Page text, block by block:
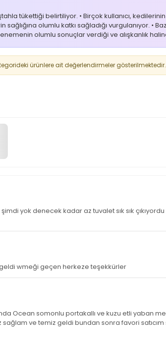
tükettiği belirtiliyor. • Birçok kullanıcı,
olumlu katkı sağladığı vurgulanıyor. •
olumlu sonuçlar verdiği ve alışkanlık
ürünlere ait değerlendirmeler gösterilmektedir.
yok denecek kadar az tuvalet sık sık
wmeği geçen herkeze teşekkürler
Ocean somonlu portakallı ve kuzu etli yaban
ve temiz geldi bundan sonra favori satıcım